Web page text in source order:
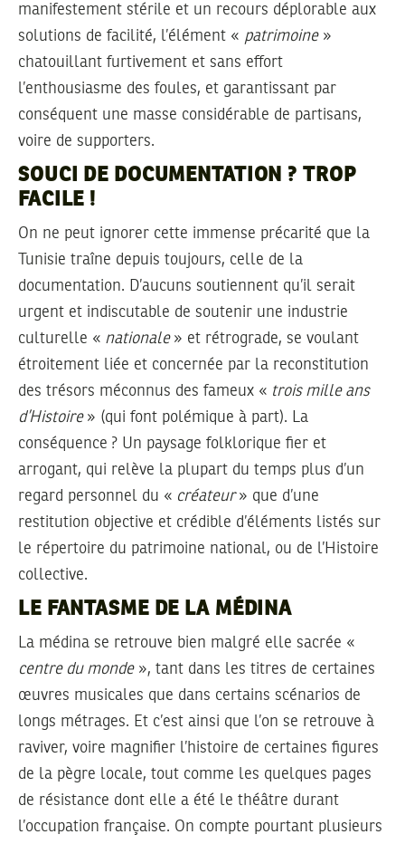
manifestement stérile et un recours déplorable aux
solutions de facilité, l’élément « patrimoine»
chatouillant furtivement et sans effort
l’enthousiasme des foules, et garantissant par
conséquent une masse considérable de partisans,
voire de supporters.
SOUCI DE DOCUMENTATION ? TROP
FACILE !
On ne peut ignorer cette immense précarité que la
Tunisie traîne depuis toujours, celle de la
documentation. D’aucuns soutiennent qu’il serait
urgent et indiscutable de soutenir une industrie
culturelle « nationale» et rétrograde, se voulant
étroitement liée et concernée par la reconstitution
des trésors méconnus des fameux « trois mille ans
d’Histoire» (qui font polémique à part). La
conséquence ? Un paysage folklorique fier et
arrogant, qui relève la plupart du temps plus d’un
regard personnel du « créateur» que d’une
restitution objective et crédible d’éléments listés sur
le répertoire du patrimoine national, ou de l’Histoire
collective.
LE FANTASME DE LA MÉDINA
La médina se retrouve bien malgré elle sacrée «
centre du monde», tant dans les titres de certaines
œuvres musicales que dans certains scénarios de
longs métrages. Et c’est ainsi que l’on se retrouve à
raviver, voire magnifier l’histoire de certaines figures
de la pègre locale, tout comme les quelques pages
de résistance dont elle a été le théâtre durant
l’occupation française. On compte pourtant plusieurs